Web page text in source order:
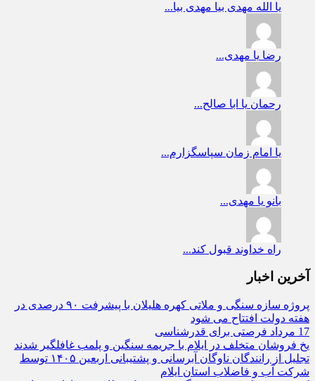
یا الله مهدی بیا مهدی بیا...
رضا یا مهدی...
رحمان یا ابا صالح...
یا امام زمان سپاسگزارم...
بانو یا مهدی...
راه خداوند قبول کند...
آخرین اخبار
پروژه سازه سنگی و ملاتی کهره هلیلان با پیشرفت ۹۰ درصدی در
هفته دولت افتتاح می شود
17 مرداد فرصتی برای قدرشناسی
یخ‌ فروشان متخلف در ایلام با جریمه سنگین و پلمب غافلگیر شدند
تجلیل از رانندگان ناوگان آبرسانی و پشتیبانی اربعین ۱۴۰۵ توسط
شرکت آب و فاضلاب استان ایلام